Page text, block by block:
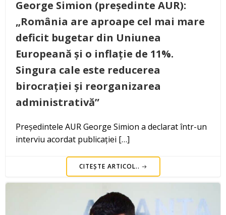
George Simion (președinte AUR):
„România are aproape cel mai mare
deficit bugetar din Uniunea
Europeană și o inflație de 11%.
Singura cale este reducerea
birocrației și reorganizarea
administrativă”
Președintele AUR George Simion a declarat într-un
interviu acordat publicației […]
CITEȘTE ARTICOL..